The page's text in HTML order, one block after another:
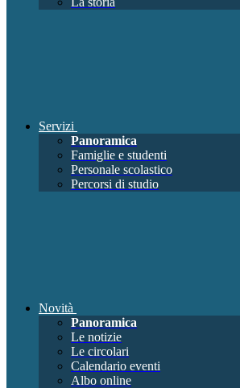
Servizi
Panoramica
Famiglie e studenti
Personale scolastico
Percorsi di studio
Novità
Panoramica
Le notizie
Le circolari
Calendario eventi
Albo online